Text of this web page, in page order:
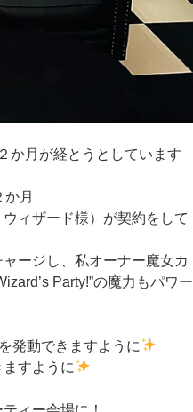
か月が経とうとしています
月
ィザード様）が契約をして
ージし、私オーナー魔女カ
Party!”の魔力もパワー
発動できますように
すように